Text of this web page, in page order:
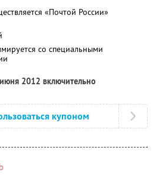
«Почтой России»
со специальными
2012 включительно
купоном